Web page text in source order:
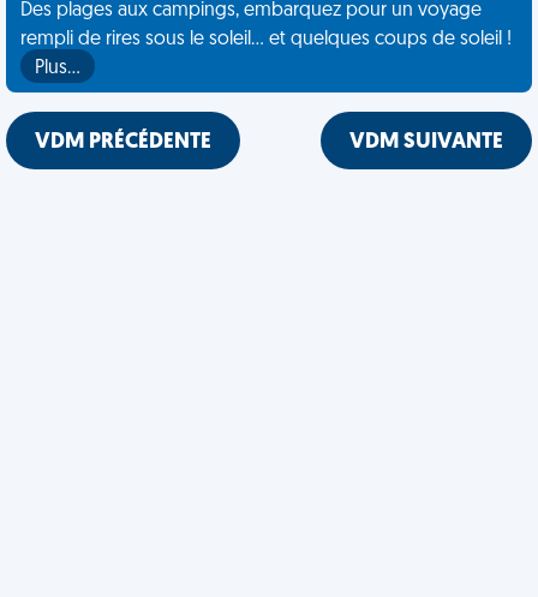
Des plages aux campings, embarquez pour un voyage
rempli de rires sous le soleil... et quelques coups de soleil !
Plus…
VDM PRÉCÉDENTE VDM SUIVANTE